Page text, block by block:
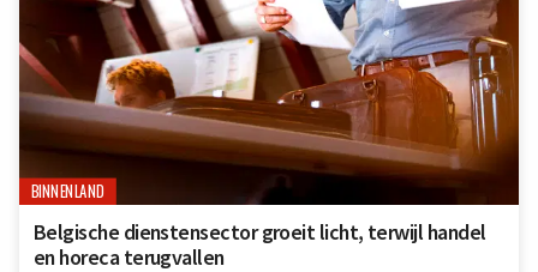
BINNENLAND
Belgische dienstensector groeit licht, terwijl handel
en horeca terugvallen